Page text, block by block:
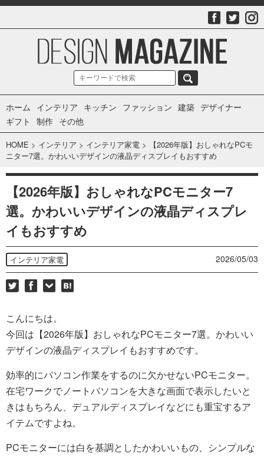
ホーム インテリア キッチン ファッション 建築 デザイナー
ギフト
制作 その他
HOME > インテリア > インテリア家電 >
【2026年版】おしゃれなPCモ
ニター7選。かわいいデザインの液晶ディスプレイもおすすめ
【2026年版】おしゃれなPCモニター7
選。かわいいデザインの液晶ディスプレ
イもおすすめ
インテリア家電 2026/05/03
こんにちは。
今回は【2026年版】おしゃれなPCモニター7選。かわいい
デザインの液晶ディスプレイもおすすめです。
効率的にパソコン作業をするのに欠かせないPCモニター。
在宅ワークでノートパソコンを大きな画面で表示したいと
きはもちろん、デュアルディスプレイなどにも重宝するア
イテムですよね。
PCモニターには白を基調としたかわいいもの、シンプルな